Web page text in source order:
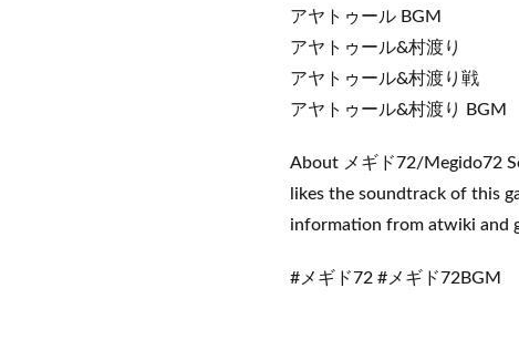
アヤトゥール BGM
アヤトゥール&村渡り
アヤトゥール&村渡り戦
アヤトゥール&村渡り BGM
About メギド72/Megido72
likes the soundtrack of this
information from atwiki and
#メギド72 #メギド72BGM